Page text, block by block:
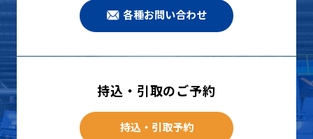
各種お問い合わせ
持込・引取のご予約
持込・引取予約